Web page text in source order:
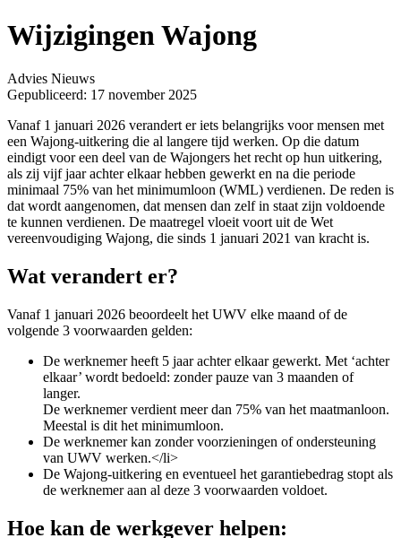
Wijzigingen Wajong
Advies Nieuws
Gepubliceerd: 17 november 2025
Vanaf 1 januari 2026 verandert er iets belangrijks voor mensen met
een Wajong-uitkering die al langere tijd werken. Op die datum
eindigt voor een deel van de Wajongers het recht op hun uitkering,
als zij vijf jaar achter elkaar hebben gewerkt en na die periode
minimaal 75% van het minimumloon (WML) verdienen. De reden is
dat wordt aangenomen, dat mensen dan zelf in staat zijn voldoende
te kunnen verdienen. De maatregel vloeit voort uit de Wet
vereenvoudiging Wajong, die sinds 1 januari 2021 van kracht is.
Wat verandert er?
Vanaf 1 januari 2026 beoordeelt het UWV elke maand of de
volgende 3 voorwaarden gelden:
De werknemer heeft 5 jaar achter elkaar gewerkt. Met ‘achter
elkaar’ wordt bedoeld: zonder pauze van 3 maanden of
langer.
De werknemer verdient meer dan 75% van het maatmanloon.
Meestal is dit het minimumloon.
De werknemer kan zonder voorzieningen of ondersteuning
van UWV werken.</li>
De Wajong-uitkering en eventueel het garantiebedrag stopt als
de werknemer aan al deze 3 voorwaarden voldoet.
Hoe kan de werkgever helpen: